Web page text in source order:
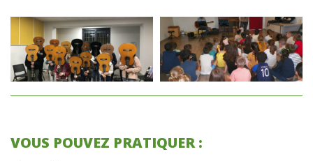
VOUS POUVEZ PRATIQUER :